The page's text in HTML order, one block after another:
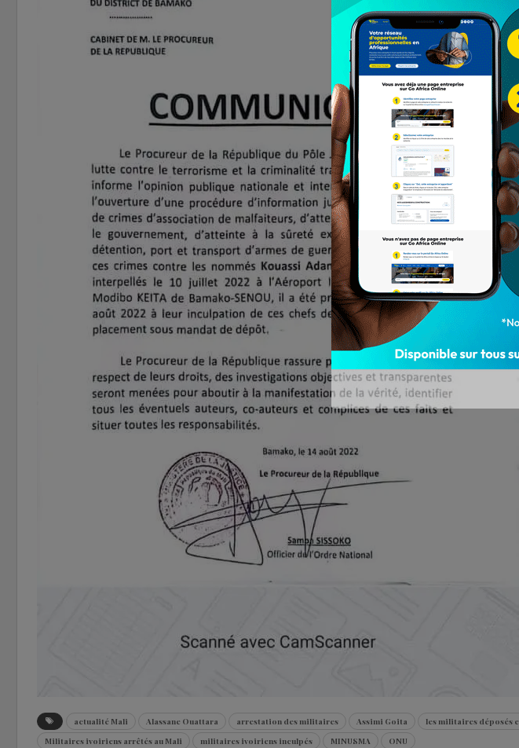
actualité Mali Alassane Ouattara arrestation des militaires Assimi Goita les militaires déposés
Militaires ivoiriens arrêtés au Mali
militaires ivoiriens inculpés MINUSMA ONU